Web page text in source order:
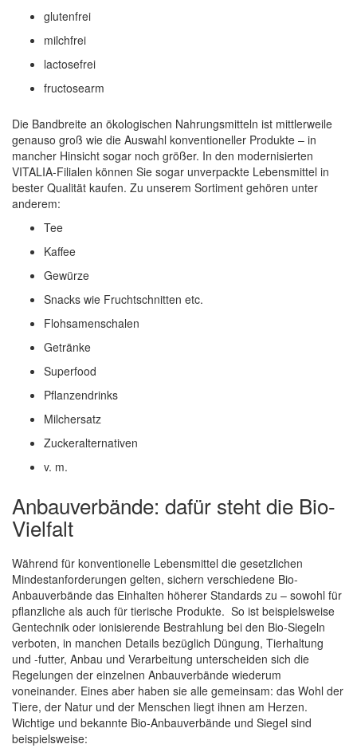
glutenfrei
milchfrei
lactosefrei
fructosearm
Die Bandbreite an ökologischen Nahrungsmitteln ist mittlerweile
genauso groß wie die Auswahl konventioneller Produkte – in
mancher Hinsicht sogar noch größer. In den modernisierten
VITALIA-Filialen können Sie sogar unverpackte Lebensmittel in
bester Qualität kaufen. Zu unserem Sortiment gehören unter
anderem:
Tee
Kaffee
Gewürze
Snacks wie Fruchtschnitten etc.
Flohsamenschalen
Getränke
Superfood
Pflanzendrinks
Milchersatz
Zuckeralternativen
v. m.
Anbauverbände: dafür steht die Bio-
Vielfalt
Während für konventionelle Lebensmittel die gesetzlichen
Mindestanforderungen gelten, sichern verschiedene Bio-
Anbauverbände das Einhalten höherer Standards zu – sowohl für
pflanzliche als auch für tierische Produkte. So ist beispielsweise
Gentechnik oder ionisierende Bestrahlung bei den Bio-Siegeln
verboten, in manchen Details bezüglich Düngung, Tierhaltung
und -futter, Anbau und Verarbeitung unterscheiden sich die
Regelungen der einzelnen Anbauverbände wiederum
voneinander. Eines aber haben sie alle gemeinsam: das Wohl der
Tiere, der Natur und der Menschen liegt ihnen am Herzen.
Wichtige und bekannte Bio-Anbauverbände und Siegel sind
beispielsweise: